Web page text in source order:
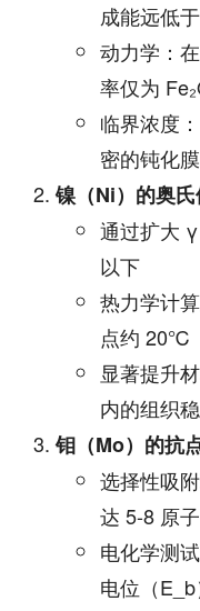
成能远低
动力学：
率仅为
临界浓度
密的钝化膜
镍（Ni）的奥
通过扩大
以下
热力学计
点约 20℃
显著提升
内的组织
钼（Mo）的抗
选择性吸
达 5-8 原子
电化学测
电位（